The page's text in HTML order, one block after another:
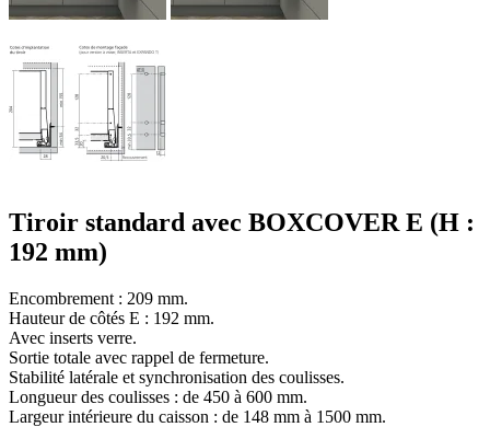
Tiroir standard avec BOXCOVER E (H :
192 mm)
Encombrement : 209 mm.
Hauteur de côtés E : 192 mm.
Avec inserts verre.
Sortie totale avec rappel de fermeture.
Stabilité latérale et synchronisation des coulisses.
Longueur des coulisses : de 450 à 600 mm.
Largeur intérieure du caisson : de 148 mm à 1500 mm.